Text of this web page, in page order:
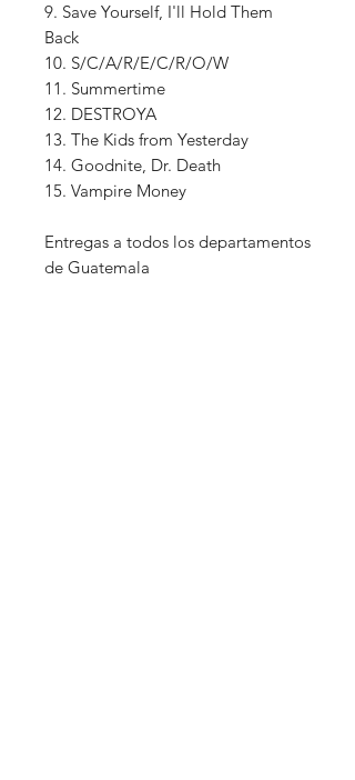
9. Save Yourself, I'll Hold Them
Back
10. S/C/A/R/E/C/R/O/W
11. Summertime
12. DESTROYA
13. The Kids from Yesterday
14. Goodnite, Dr. Death
15. Vampire Money
Entregas a todos los departamentos
de Guatemala